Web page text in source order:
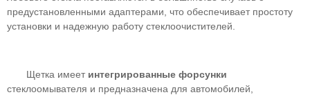
предустановленными адаптерами, что обеспечивает простоту
установки и надежную работу стеклоочистителей.
Щетка имеет интегрированные форсунки
стеклоомывателя и предназначена для автомобилей,